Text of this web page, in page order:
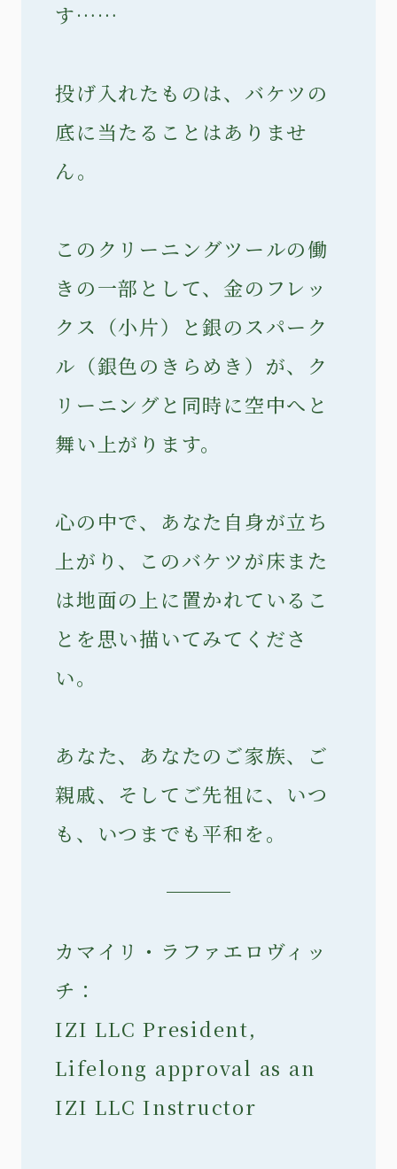
す……
投げ入れたものは、バケツの
底に当たることはありませ
ん。
このクリーニングツールの働
きの一部として、金のフレッ
クス（小片）と銀のスパーク
ル（銀色のきらめき）が、ク
リーニングと同時に空中へと
舞い上がります。
心の中で、あなた自身が立ち
上がり、このバケツが床また
は地面の上に置かれているこ
とを思い描いてみてくださ
い。
あなた、あなたのご家族、ご
親戚、そしてご先祖に、いつ
も、いつまでも平和を。
カマイリ・ラファエロヴィッ
チ：
IZI LLC President,
Lifelong approval as an
IZI LLC Instructor